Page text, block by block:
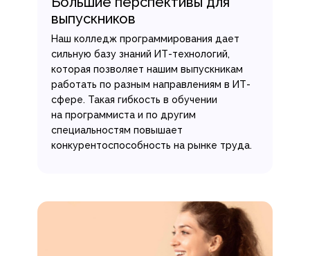
выпускников
Наш колледж программирования дает
сильную базу знаний ИТ-технологий,
которая позволяет нашим выпускникам
работать по разным направлениям в ИТ-
сфере. Такая гибкость в обучении
на программиста и по другим
специальностям повышает
конкурентоспособность на рынке труда.